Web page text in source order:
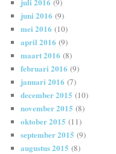
(9)
juni 2016 (9)
mei 2016 (10)
april 2016 (9)
maart 2016 (8)
februari 2016 (9)
januari 2016 (7)
december 2015 (10)
november 2015 (8)
oktober 2015 (11)
september 2015 (9)
augustus 2015 (8)